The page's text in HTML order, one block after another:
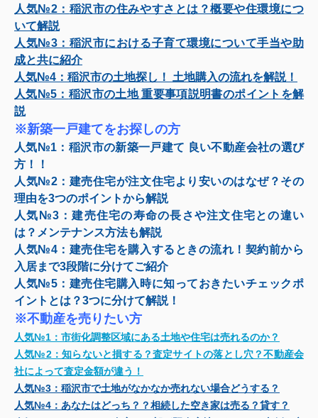
人気№2： 稲沢市の住みやすさとは？概要や住環境につ
いて解説
人気№3： 稲沢市における子育て環境について手当や助
成と共に紹介
人気№4： 稲沢市の土地探し！ 土地購入の流れを解説！
人気№5： 稲沢市の土地 重要事項説明書のポイントを解
説
※新築一戸建てをお探しの方
人気№1： 稲沢市の新築一戸建て 良い不動産会社の選び
方！！
人気№2： 建売住宅が注文住宅より安いのはなぜ？その
理由を3つのポイントから解説
人気№3：建売住宅の寿命の長さや注文住宅との違い
は？メンテナンス方法も解説
人気№4： 建売住宅を購入するときの流れ！契約前から
入居まで3段階に分けてご紹介
人気№5： 建売住宅購入時に知っておきたいチェックポ
イントとは？3つに分けて解説！
※不動産を売りたい方
人気№1： 市街化調整区域にある土地や住宅は売れるのか？
人気№2：知らないと損する？査定サイトの落とし穴？不動産会
社によって査定金額が違う！
人気№3： 稲沢市で土地がなかなか売れない場合どうする？
人気№4： あなたはどっち？？相続した空き家は売る？貸す？